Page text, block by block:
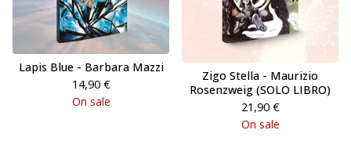
Lapis Blue - Barbara Mazzi
14,90 €
On sale
Zigo Stella - Maurizio
Rosenzweig (SOLO LIBRO)
21,90 €
On sale